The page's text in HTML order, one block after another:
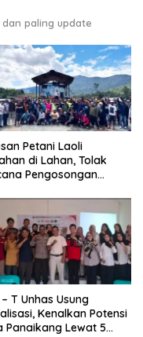
paling update
Petani Laoli
di Lahan, Tolak
Pengosongan
T Unhas Usung
Kenalkan Potensi
Panaikang Lewat 5